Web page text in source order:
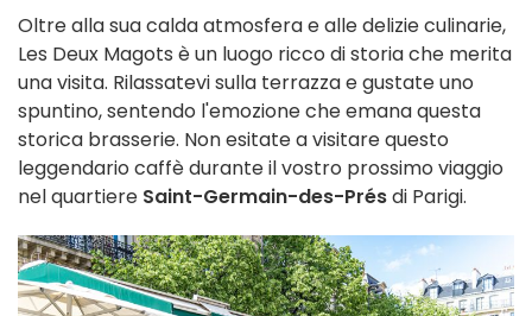
Oltre alla sua calda atmosfera e alle delizie culinarie,
Les Deux Magots è un luogo ricco di storia che merita
una visita. Rilassatevi sulla terrazza e gustate uno
spuntino, sentendo l'emozione che emana questa
storica brasserie. Non esitate a visitare questo
leggendario caffè durante il vostro prossimo viaggio
nel quartiere Saint-Germain-des-Présdi Parigi.